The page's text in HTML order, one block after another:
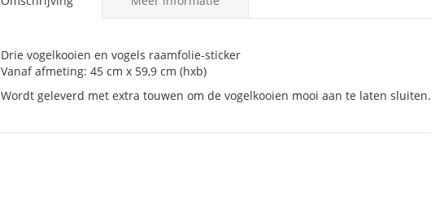
Drie vogelkooien en vogels raamfolie-sticker
Vanaf afmeting: 45 cm x 59,9 cm (hxb)
Wordt geleverd met extra touwen om de vogelkooien mooi aan te laten sluiten.